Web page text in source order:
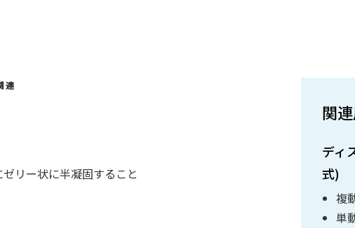
連
リー状に半凝固すること
関
ディ
式)
複
単